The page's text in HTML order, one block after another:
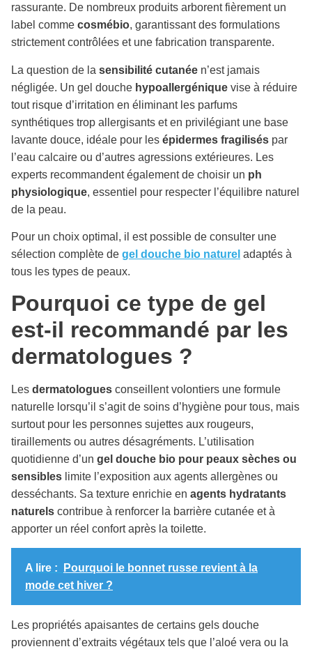
rassurante. De nombreux produits arborent fièrement un
label comme cosmébio, garantissant des formulations
strictement contrôlées et une fabrication transparente.
La question de la sensibilité cutanée n’est jamais
négligée. Un gel douche hypoallergénique vise à réduire
tout risque d’irritation en éliminant les parfums
synthétiques trop allergisants et en privilégiant une base
lavante douce, idéale pour les épidermes fragilisés par
l’eau calcaire ou d’autres agressions extérieures. Les
experts recommandent également de choisir un ph
physiologique, essentiel pour respecter l’équilibre naturel
de la peau.
Pour un choix optimal, il est possible de consulter une
sélection complète de gel douche bio naturel adaptés à
tous les types de peaux.
Pourquoi ce type de gel
est-il recommandé par les
dermatologues ?
Les dermatologues conseillent volontiers une formule
naturelle lorsqu’il s’agit de soins d’hygiène pour tous, mais
surtout pour les personnes sujettes aux rougeurs,
tiraillements ou autres désagréments. L’utilisation
quotidienne d’un gel douche bio pour peaux sèches ou
sensibles limite l’exposition aux agents allergènes ou
desséchants. Sa texture enrichie en agents hydratants
naturels contribue à renforcer la barrière cutanée et à
apporter un réel confort après la toilette.
A lire :
Pourquoi le bonnet russe revient à la
mode cet hiver ?
Les propriétés apaisantes de certains gels douche
proviennent d’extraits végétaux tels que l’aloé vera ou la